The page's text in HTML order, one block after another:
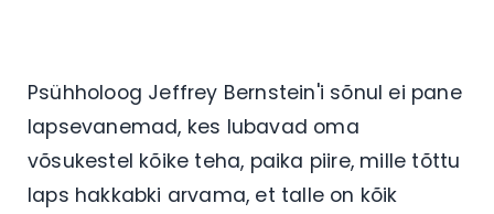
Psühholoog Jeffrey Bernstein'i sõnul ei pane
lapsevanemad, kes lubavad oma
võsukestel kõike teha, paika piire, mille tõttu
laps hakkabki arvama, et talle on kõik